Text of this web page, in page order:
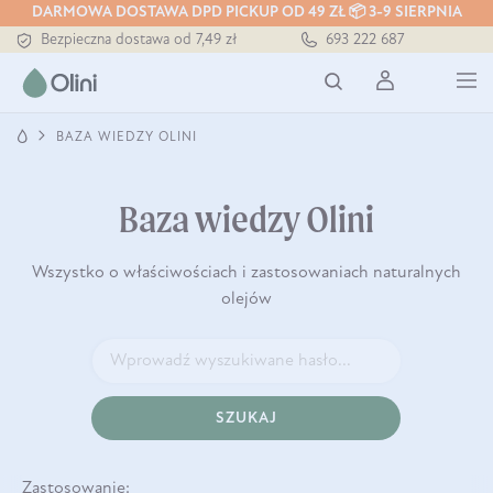
DARMOWA DOSTAWA DPD PICKUP OD 49 ZŁ 📦 3-9 SIERPNIA
Bezpieczna dostawa od 7,49 zł
Darmowa dostawa od 199 zł
Tłoczony zawsze na zimno
693 222 687
BAZA WIEDZY OLINI
Baza wiedzy Olini
Wszystko o właściwościach i zastosowaniach naturalnych
olejów
SZUKAJ
Zastosowanie: